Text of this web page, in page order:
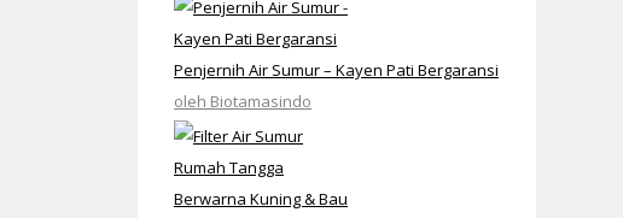
Penjernih Air Sumur – Kayen Pati Bergaransi
oleh Biotamasindo